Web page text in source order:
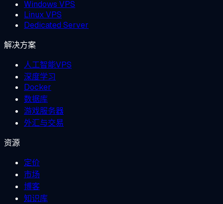
Windows VPS
Linux VPS
Dedicated Server
解决方案
人工智能VPS
深度学习
Docker
数据库
游戏服务器
外汇与交易
资源
定价
市场
博客
知识库